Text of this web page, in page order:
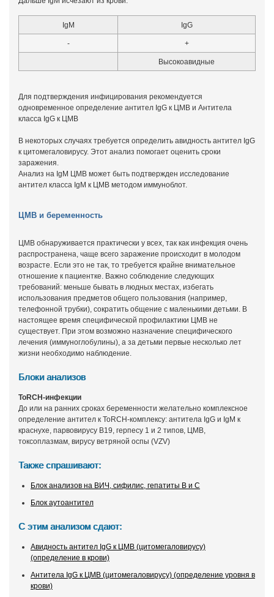
IgM IgG
- +
Высокоавидные
Для подтверждения инфицирования рекомендуется
одновременное определение антител IgG к ЦМВ и Антитела
класса IgG к ЦМВ
В некоторых случаях требуется определить авидность антител IgG
к цитомегаловирусу. Этот анализ помогает оценить сроки
заражения.
Анализ на IgM ЦМВ может быть подтвержден исследование
антител класса IgM к ЦМВ методом иммуноблот.
ЦМВ и беременность
ЦМВ обнаруживается практически у всех, так как инфекция очень
распространена, чаще всего заражение происходит в молодом
возрасте. Если это не так, то требуется крайне внимательное
отношение к пациентке. Важно соблюдение следующих
требований: меньше бывать в людных местах, избегать
использования предметов общего пользования (например,
телефонной трубки), сократить общение с маленькими детьми. В
настоящее время специфической профилактики ЦМВ не
существует. При этом возможно назначение специфического
лечения (иммуноглобулины), а за детьми первые несколько лет
жизни необходимо наблюдение.
Блоки анализов
ToRCH-инфекции
До или на ранних сроках беременности желательно комплексное
определение антител к ToRCH-комплексу: антитела IgG и IgM к
краснухе, парвовирусу В19, герпесу 1 и 2 типов, ЦМВ,
токсоплазмам, вирусу ветряной оспы (VZV)
Также спрашивают:
Блок анализов на ВИЧ, сифилис, гепатиты В и С
Блок аутоантител
С этим анализом сдают:
Авидность антител IgG к ЦМВ (цитомегаловирусу)
(определение в крови)
Антитела IgG к ЦМВ (цитомегаловирусу) (определение уровня в
крови)